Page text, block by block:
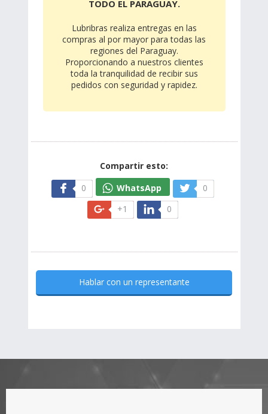
TODO EL PARAGUAY.
Lubribras realiza entregas en las
compras al por mayor para todas las
regiones del Paraguay.
Proporcionando a nuestros clientes
toda la tranquilidad de recibir sus
pedidos con seguridad y rapidez.
Compartir esto:
0
WhatsApp
0
+1
0
Hablar con un representante